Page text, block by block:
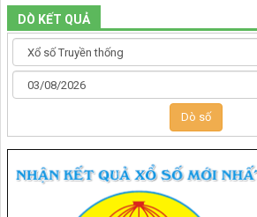
DÒ KẾT QUẢ
Dò số